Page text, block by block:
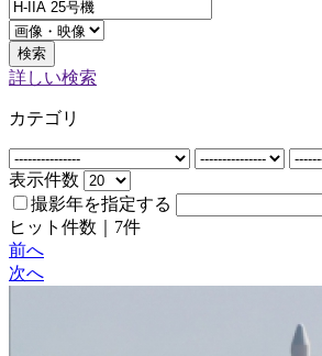
検索
詳しい検索
カテゴリ
表示件数
撮影年を指定する
ヒット件数｜ 7件
前へ
次へ